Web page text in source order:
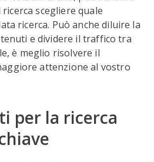
scegliere quale
ricerca. Può anche diluire la
e dividere il traffico tra
è meglio risolvere il
attenzione al vostro
per la ricerca